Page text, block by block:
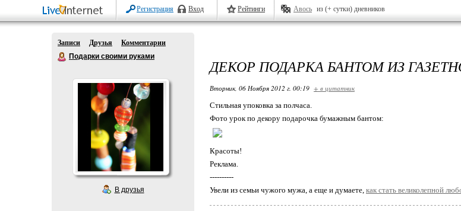
Регистрация Вход Рейтинги Авось из (+ сутки) дневников
Записи Друзья
Комментарии
Подарки своими руками
В друзья
ДЕКОР ПОДАРКА БАНТОМ ИЗ
Вторник, 06 Ноября 2012 г. 00:19 + в цитатник
Стильная упоковка за полчаса.
Фото урок по декору подарочка бумажным бантом:
Красоты!
Реклама.
----------
Увели из семьи чужого мужа, а еще и думаете, как стать великолепной